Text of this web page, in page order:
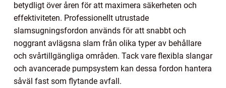
betydligt över åren för att maximera säkerheten och
effektiviteten. Professionellt utrustade
slamsugningsfordon används för att snabbt och
noggrant avlägsna slam från olika typer av behållare
och svårtillgängliga områden. Tack vare flexibla slangar
och avancerade pumpsystem kan dessa fordon hantera
såväl fast som flytande avfall.